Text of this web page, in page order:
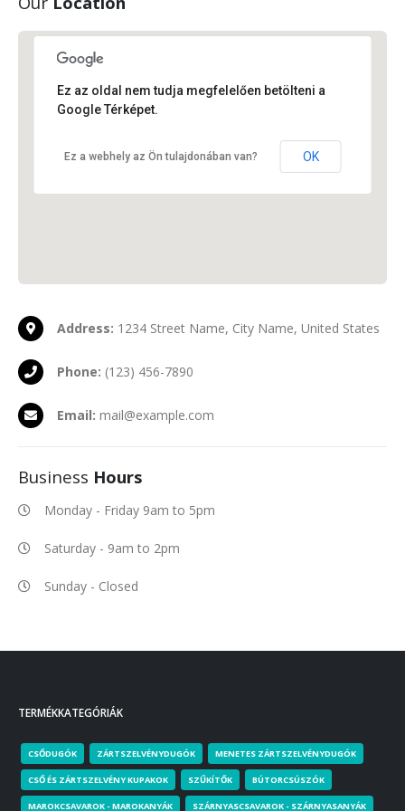
New York Office
Ez az oldal nem tudja megfelelően betölteni a
Google Térképet.
Ez a webhely az Ön tulajdonában van? OK
Address: 1234 Street Name, City Name, United States
Phone: (123) 456-7890
Email: mail@example.com
Business Hours
Monday - Friday 9am to 5pm
Saturday - 9am to 2pm
Sunday - Closed
TERMÉKKATEGÓRIÁK
CSŐDUGÓK ZÁRTSZELVÉNYDUGÓK MENETES ZÁRTSZELVÉNYDUGÓK
CSŐ ÉS ZÁRTSZELVÉNY KUPAKOK SZŰKÍTŐK BÚTORCSÚSZÓK
MAROKCSAVAROK - MAROKANYÁK SZÁRNYASCSAVAROK - SZÁRNYASANYÁK